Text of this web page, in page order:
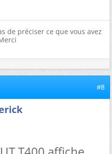
de préciser ce que vous avez
#8